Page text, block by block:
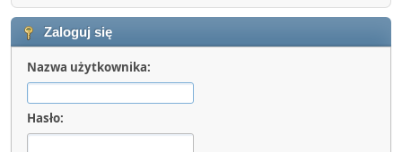
Zaloguj się
Nazwa użytkownika:
Hasło: